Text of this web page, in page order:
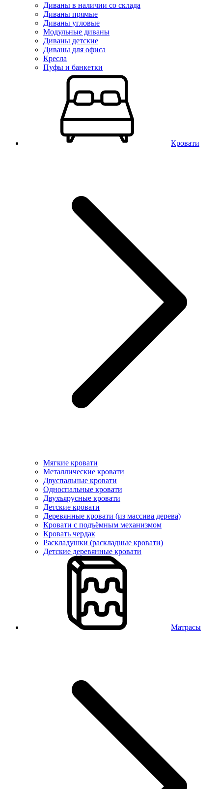
Диваны в наличии со склада
Диваны прямые
Диваны угловые
Модульные диваны
Диваны детские
Диваны для офиса
Кресла
Пуфы и банкетки
Кровати
Мягкие кровати
Металлические кровати
Двуспальные кровати
Односпальные кровати
Двухъярусные кровати
Детские кровати
Деревянные кровати (из массива дерева)
Кровати с подъёмным механизмом
Кровать чердак
Раскладушки (раскладные кровати)
Детские деревянные кровати
Матрасы